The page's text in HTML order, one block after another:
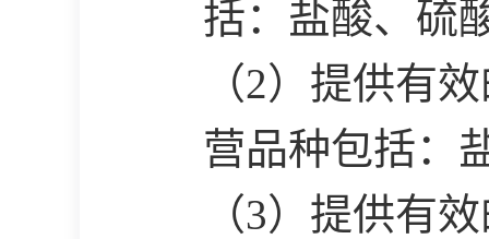
括：盐酸、硫
（2）提供有
营品种包括：
（3）提供有